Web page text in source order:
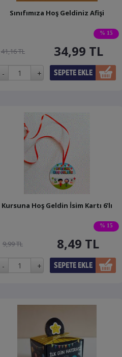
% 15
Sınıfımıza Hoş Geldiniz Afişi
41,16 TL 34,99 TL
% 15
Kursuna Hoş Geldin İsim Kartı 6'lı
9,99 TL 8,49 TL